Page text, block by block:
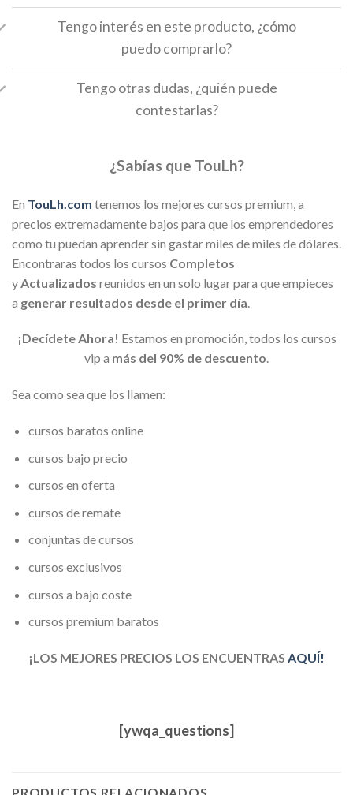
Tengo interés en este producto, ¿cómo
puedo comprarlo?
Tengo otras dudas, ¿quién puede
contestarlas?
¿Sabías que TouLh?
En TouLh.com tenemos los mejores cursos premium, a
precios extremadamente bajos para que los emprendedores
como tu puedan aprender sin gastar miles de miles de dólares.
Encontraras todos los cursos Completos
y Actualizados reunidos en un solo lugar para que empieces
a generar resultados desde el primer día
¡Decídete Ahora! Estamos en promoción, todos los cursos
vip a más del 90% de descuento.
Sea como sea que los llamen:
cursos baratos online
cursos bajo precio
cursos en oferta
cursos de remate
conjuntas de cursos
cursos exclusivos
cursos a bajo coste
cursos premium baratos
¡LOS MEJORES PRECIOS LOS ENCUENTRAS AQUÍ!
[ywqa_questions]